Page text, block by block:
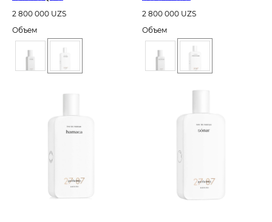
2 800 000 UZS
Объем
2 800 000 UZS
Объем